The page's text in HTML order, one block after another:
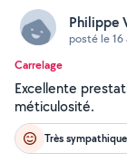
Philippe
posté le
Carrelage
Excellente
méticulosité.
Très sympathique